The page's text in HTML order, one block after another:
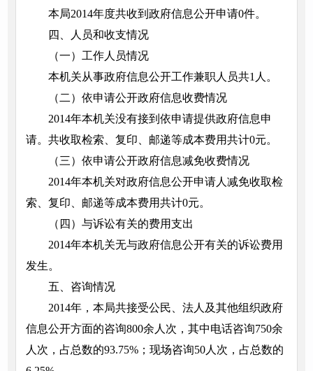
本局2014年度共收到政府信息公开申请0件。
四、人员和收支情况
（一）工作人员情况
本机关从事政府信息公开工作兼职人员共1人。
（二）依申请公开政府信息收费情况
2014年本机关没有接到依申请提供政府信息申
请。共收取检索、复印、邮递等成本费用共计0元。
（三）依申请公开政府信息减免收费情况
2014年本机关对政府信息公开申请人减免收取检
索、复印、邮递等成本费用共计0元。
（四）与诉讼有关的费用支出
2014年本机关无与政府信息公开有关的诉讼费用
发生。
五、咨询情况
2014年，本局共接受公民、法人及其他组织政府
信息公开方面的咨询800余人次，其中电话咨询750余
人次，占总数的93.75%；现场咨询50人次，占总数的